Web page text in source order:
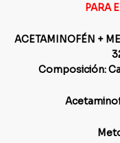
PARA
ACETAMINOFÉN +
Composición: